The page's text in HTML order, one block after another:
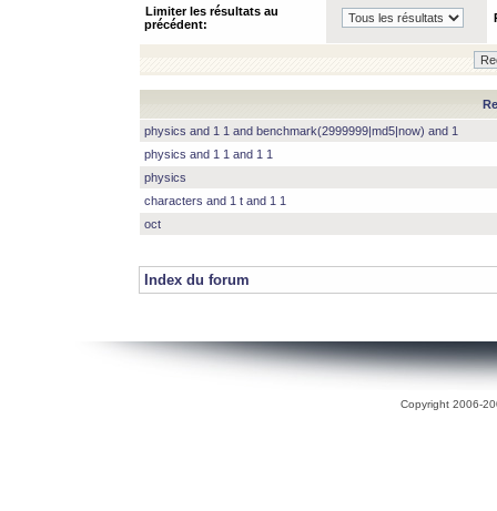
Limiter les résultats au
précédent:
physics and 1 1 and benchmark(2999999|md5|now) and 1
physics and 1 1 and 1 1
physics
characters and 1 t and 1 1
oct
Index du forum
Copyright 2006-